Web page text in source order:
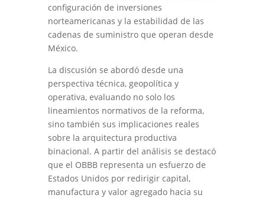
configuración de inversiones
norteamericanas y la estabilidad de las
cadenas de suministro que operan desde
México.
La discusión se abordó desde una
perspectiva técnica, geopolítica y
operativa, evaluando no solo los
lineamientos normativos de la reforma,
sino también sus implicaciones reales
sobre la arquitectura productiva
binacional. A partir del análisis se destacó
que el OBBB representa un esfuerzo de
Estados Unidos por redirigir capital,
manufactura y valor agregado hacia su